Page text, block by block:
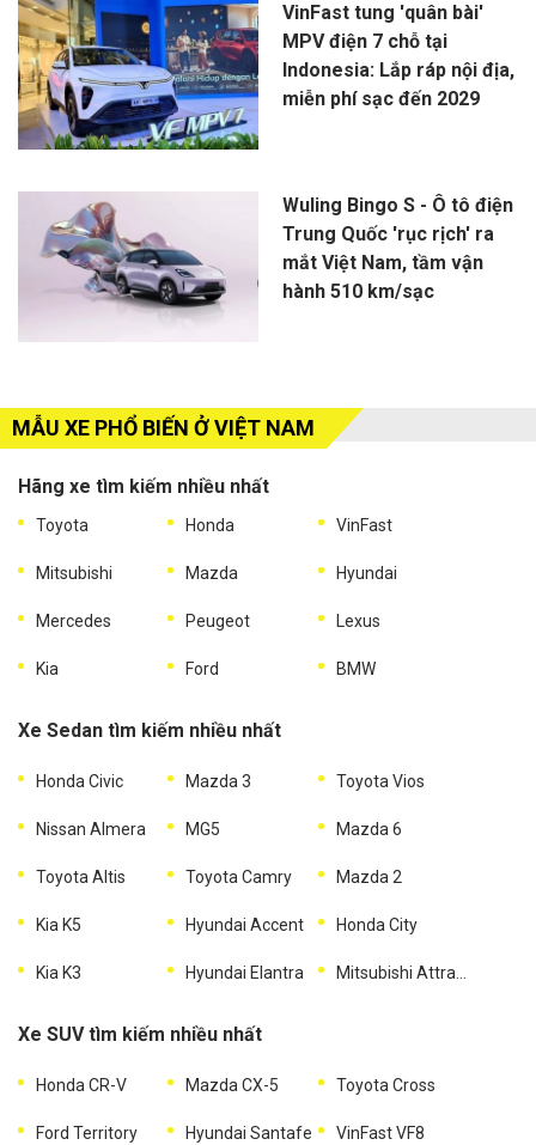
VinFast tung 'quân bài'
MPV điện 7 chỗ tại
Indonesia: Lắp ráp nội địa,
miễn phí sạc đến 2029
Wuling Bingo S - Ô tô điện
Trung Quốc 'rục rịch' ra
mắt Việt Nam, tầm vận
hành 510 km/sạc
MẪU XE PHỔ BIẾN Ở VIỆT NAM
Hãng xe tìm kiếm nhiều nhất
Toyota Honda VinFast
Mitsubishi Mazda Hyundai
Mercedes Peugeot Lexus
Kia Ford BMW
Xe Sedan tìm kiếm nhiều nhất
Honda Civic Mazda 3 Toyota Vios
Nissan Almera MG5 Mazda 6
Toyota Altis Toyota Camry Mazda 2
Kia K5 Hyundai Accent Honda City
Kia K3 Hyundai Elantra
Xe SUV tìm kiếm nhiều nhất
Honda CR-V Mazda CX-5 Toyota Cross
Ford Territory Hyundai Santafe VinFast VF8